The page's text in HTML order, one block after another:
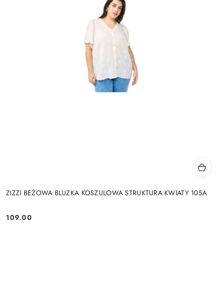
ZIZZI BEŻOWA BLUZKA KOSZULOWA STRUKTURA KWIATY 105A
Cena:
109.00